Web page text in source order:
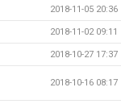
2018-11-05 20:36
2018-11-02 09:11
2018-10-27 17:37
2018-10-16 08:17